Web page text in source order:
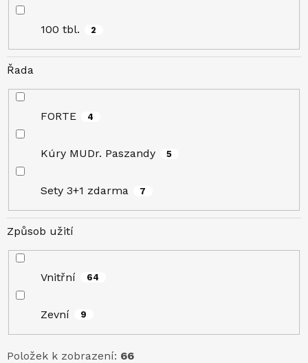
100 tbl. 2
Řada
FORTE 4
Kúry MUDr. Paszandy 5
Sety 3+1 zdarma 7
Způsob užití
Vnitřní 64
Zevní 9
Položek k zobrazení: 66